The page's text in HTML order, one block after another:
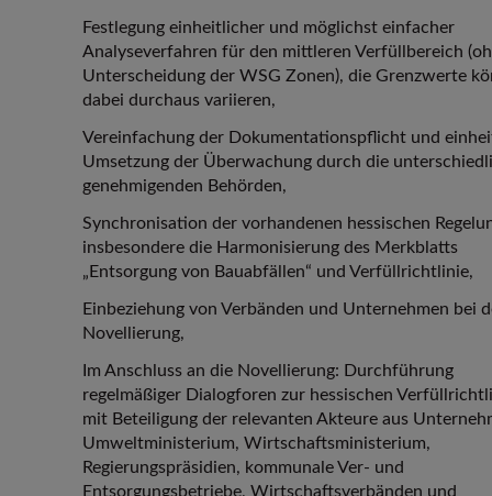
Festlegung einheitlicher und möglichst einfacher
Analyseverfahren für den mittleren Verfüllbereich
Unterscheidung der WSG Zonen), die Grenzwerte
dabei durchaus variieren,
Vereinfachung der Dokumentationspflicht und
Umsetzung der Überwachung durch die
genehmigenden Behörden,
Synchronisation der vorhandenen hessischen
insbesondere die Harmonisierung des Merkblatts
„Entsorgung von Bauabfällen“ und Verfüllrichtlinie,
Einbeziehung von Verbänden und Unternehmen bei
Novellierung,
Im Anschluss an die Novellierung: Durchführung
regelmäßiger Dialogforen zur hessischen
mit Beteiligung der relevanten Akteure aus
Umweltministerium, Wirtschaftsministerium,
Regierungspräsidien, kommunale Ver- und
Entsorgungsbetriebe, Wirtschaftsverbänden und